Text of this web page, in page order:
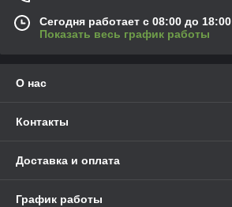
Сегодня работает с 08:00 до 18:00
Показать весь график работы
О нас
Контакты
Доставка и оплата
График работы